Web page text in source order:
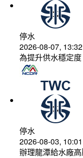
停水
2026-08-07,
為提升供水穩定
停水
2026-08-03,
辦理龍潭給水廠